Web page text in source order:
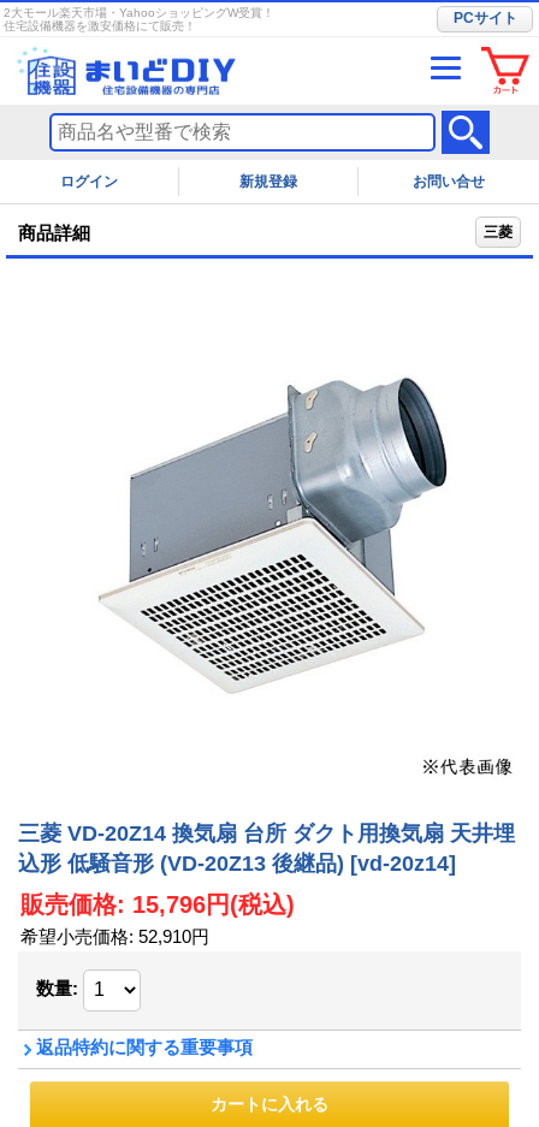
2大モール楽天市場・YahooショッピングW受賞！
住宅設備機器を激安価格にて販売！
PCサイト
ログイン お問い合せ
商品詳細 三菱
三菱 VD-20Z14 換気扇 台所 ダクト用換気扇 天井埋
込形 低騒音形 (VD-20Z13 後継品) [vd-20z14]
販売価格: 15,796円(税込)
希望小売価格: 52,910円
数量:
返品特約に関する重要事項